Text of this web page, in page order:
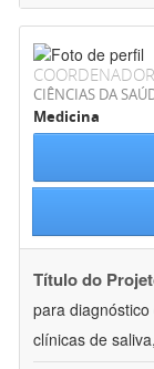
CIÊNCIAS DA
Medicina
Título do
para
clínicas de